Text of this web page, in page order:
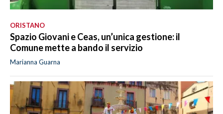
ORISTANO
Spazio Giovani e Ceas, un’unica gestione: il
Comune mette a bando il servizio
Marianna Guarna